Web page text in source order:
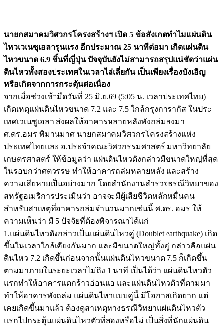
นายกสมาคมวิศวกรโครงสร้างฯ เปิด 5 ข้อสังเกตทำไมแผ่นดิน
ไหวเวเนซุเอลารุนแรง อีกประมาณ 25 นาทีต่อมา เกิดแผ่นดิน
ไหวขนาด 6.9 ขึ้นที่ญี่ปุ่น ปัจจุบันยังไม่สามารถสรุปแน่ชัดว่าแผ่น
ดินไหวทั้งสองประเทศในเวลาไล่เลี่ยกัน เป็นเพียงเรื่องบังเอิญ
หรือเกิดจากการกระตุ้นต่อเนื่อง
จากเมื่อช่วงเช้ามืดวันที่ 25 มิ.ย.69 (5:05 น. เวลาประเทศไทย)
เกิดเหตุแผ่นดินไหวขนาด 7.2 และ 7.5 ใกล้กรุงการากัส ในประ
เทศเวเนซูเอลา ส่งผลให้อาคารหลายหลังพังถล่มลงมา
ศ.ดร.อมร พิมานมาศ นายกสมาคมวิศวกรโครงสร้างแห่ง
ประเทศไทยและ อ.ประจำคณะวิศวกรรมศาสตร์ มหาวิทยาลัย
เกษตรศาสตร์ ให้ข้อมูลว่า แผ่นดินไหวดังกล่าวมีขนาดใหญ่ที่สุด
ในรอบกว่าศตวรรษ ทำให้อาคารถล่มหลายหลัง และสร้าง
ความเสียหายเป็นอย่างมาก โดยสำนักงานสำรวจธรณีวิทยาของ
สหรัฐอเมริการประเมินว่า อาจจะมีผู้เสียชีวิตหลักหมื่นคน
สำหรับสาเหตุที่อาคารถล่มจำนวนมากเช่นนี้ ศ.ดร. อมร ให้
ความเห็นว่า มี 5 ปัจจัยที่ต้องพิจารณาได้แก่
1.แผ่นดินไหวดังกล่าวเป็นแผ่นดินไหวคู่ (Doublet earthquake) เกิด
ขึ้นในเวลาใกล้เคียงกันมาก และมีขนาดใหญ่ทั้งคู่ กล่าวคือแผ่น
ดินไหว 7.2 เกิดขึ้นก่อนจากนั้นแผ่นดินไหวขนาด 7.5 ก็เกิดขึ้น
ตามมาภายในระยะเวลาไม่ถึง 1 นาที เป็นได้ว่า แผ่นดินไหวตัว
แรกทำให้อาคารแตกร้าวอ่อนแอ และแผ่นดินไหวตัวที่ตามมา
ทำให้อาคารพังถล่ม แผ่นดินไหวแบบคู่นี้ มีโอกาสเกิดยาก แต่
เคยเกิดขึ้นมาแล้ว ต้องดูสาเหตุทางธรณีวิทยาแผ่นดินไหวตัว
แรกไปกระตุ้นแผ่นดินไหวตัวที่สองหรือไม่ เป็นสิ่งที่นักแผ่นดิน